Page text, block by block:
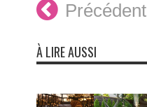
Précédent
À LIRE AUSSI